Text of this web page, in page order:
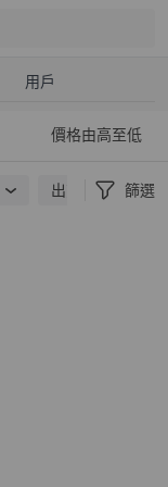
用戶
價格由高至低
出貨地點 篩選